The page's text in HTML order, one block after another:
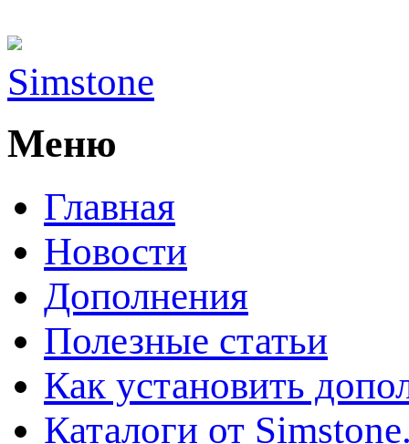
Simstone
Меню
Главная
Новости
Дополнения
Полезные статьи
Как установить
Каталоги от